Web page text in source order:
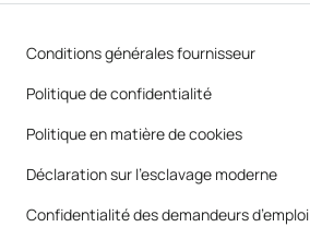
Conditions générales fournisseur
Politique de confidentialité
Politique en matière de cookies
Déclaration sur l’esclavage moderne
Confidentialité des demandeurs d’emploi